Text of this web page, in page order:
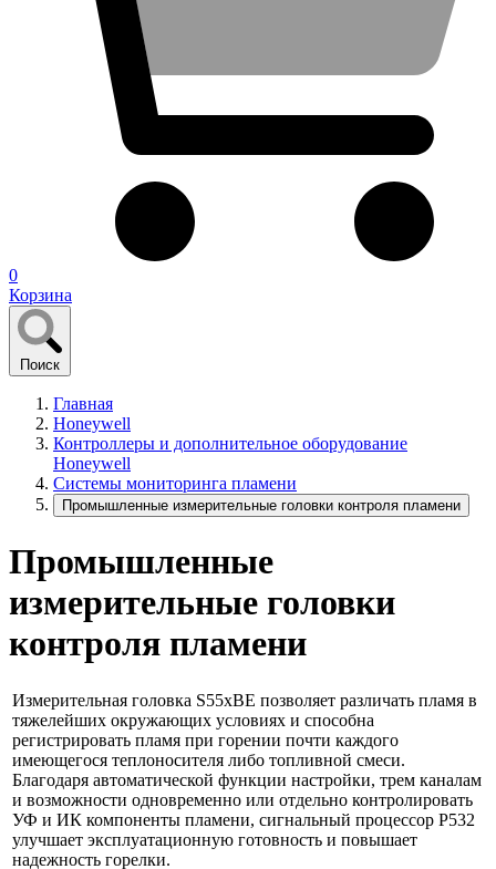
0
Корзина
Поиск
Главная
Honeywell
Контроллеры и дополнительное оборудование
Honeywell
Системы мониторинга пламени
Промышленные измерительные головки контроля пламени
Промышленные
измерительные головки
контроля пламени
Измерительная головка S55xBE позволяет различать пламя в
тяжелейших окружающих условиях и способна
регистрировать пламя при горении почти каждого
имеющегося теплоносителя либо топливной смеси.
Благодаря автоматической функции настройки, трем каналам
и возможности одновременно или отдельно контролировать
УФ и ИК компоненты пламени, сигнальный процессор P532
улучшает эксплуатационную готовность и повышает
надежность горелки.